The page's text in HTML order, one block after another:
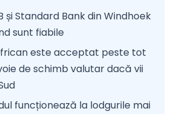
și Standard Bank din Windhoek
sunt fiabile
este acceptat peste tot
de schimb valutar dacă vii
funcționează la lodgurile mai